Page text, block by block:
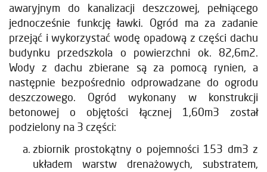
awaryjnym do kanalizacji deszczowej, pełniącego
jednocześnie funkcję ławki. Ogród ma za zadanie
przejąć i wykorzystać wodę opadową z części dachu
budynku przedszkola o powierzchni ok. 82,6m2.
Wody z dachu zbierane są za pomocą rynien, a
następnie bezpośrednio odprowadzane do ogrodu
deszczowego. Ogród wykonany w konstrukcji
betonowej o objętości łącznej 1,60m3 został
podzielony na 3 części:
zbiornik prostokątny o pojemności 153 dm3 z
układem warstw drenażowych, substratem,